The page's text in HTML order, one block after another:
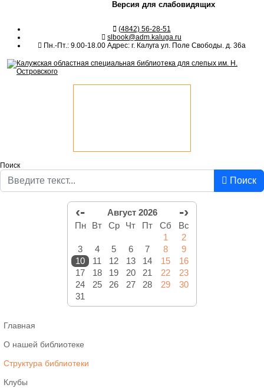
Версия для слабовидящих
(4842) 56-28-51
slbook@adm.kaluga.ru
Пн.-Пт.: 9.00-18.00 Адрес: г. Калуга ул. Поле Свободы. д. 36а
Поиск
Поиск
‹- Август 2026 -›
Пн Вт Ср Чт Пт Сб
Вс
1
2
3
4 5 6 7 8
9
10
11 12 13 14 15
16
17
18 19 20 21 22
23
24
25 26 27 28 29
30
31
Главная
О нашей библиотеке
Структура библиотеки
Клубы